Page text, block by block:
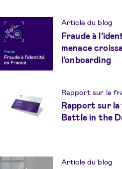
Article du blog
Fraude à
menace
l’onboarding
Rapport sur la
Rapport sur
Battle in the
Article du blog